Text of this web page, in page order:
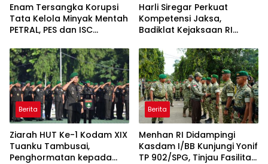
Enam Tersangka Korupsi
Tata Kelola Minyak Mentah
PETRAL, PES dan ISC
Umum
Harli Siregar Perkuat
Kompetensi Jaksa,
Badiklat Kejaksaan RI
Sertifikasi Profesional
Berita
Ziarah HUT Ke-1 Kodam XIX
Tuanku Tambusai,
Penghormatan kepada
Berita
Menhan RI Didampingi
Kasdam I/BB Kunjungi Yonif
TP 902/SPG, Tinjau Fasilitas